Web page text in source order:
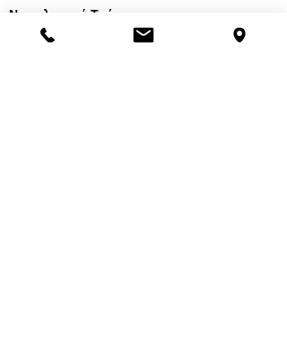
Νοσηλευτικά Τμήματα
Χειμερινό ωράριο: 11.00-13.00
17.30-19.30